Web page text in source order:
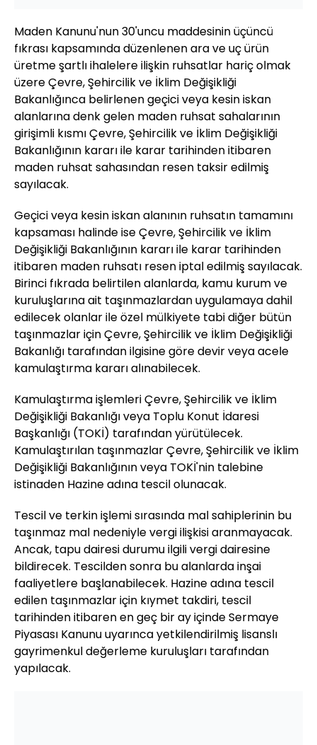
Maden Kanunu'nun 30'uncu maddesinin üçüncü
fıkrası kapsamında düzenlenen ara ve uç ürün
üretme şartlı ihalelere ilişkin ruhsatlar hariç olmak
üzere Çevre, Şehircilik ve İklim Değişikliği
Bakanlığınca belirlenen geçici veya kesin iskan
alanlarına denk gelen maden ruhsat sahalarının
girişimli kısmı Çevre, Şehircilik ve İklim Değişikliği
Bakanlığının kararı ile karar tarihinden itibaren
maden ruhsat sahasından resen taksir edilmiş
sayılacak.
Geçici veya kesin iskan alanının ruhsatın tamamını
kapsaması halinde ise Çevre, Şehircilik ve İklim
Değişikliği Bakanlığının kararı ile karar tarihinden
itibaren maden ruhsatı resen iptal edilmiş sayılacak.
Birinci fıkrada belirtilen alanlarda, kamu kurum ve
kuruluşlarına ait taşınmazlardan uygulamaya dahil
edilecek olanlar ile özel mülkiyete tabi diğer bütün
taşınmazlar için Çevre, Şehircilik ve İklim Değişikliği
Bakanlığı tarafından ilgisine göre devir veya acele
kamulaştırma kararı alınabilecek.
Kamulaştırma işlemleri Çevre, Şehircilik ve İklim
Değişikliği Bakanlığı veya Toplu Konut İdaresi
Başkanlığı (TOKİ) tarafından yürütülecek.
Kamulaştırılan taşınmazlar Çevre, Şehircilik ve İklim
Değişikliği Bakanlığının veya TOKİ'nin talebine
istinaden Hazine adına tescil olunacak.
Tescil ve terkin işlemi sırasında mal sahiplerinin bu
taşınmaz mal nedeniyle vergi ilişkisi aranmayacak.
Ancak, tapu dairesi durumu ilgili vergi dairesine
bildirecek. Tescilden sonra bu alanlarda inşai
faaliyetlere başlanabilecek. Hazine adına tescil
edilen taşınmazlar için kıymet takdiri, tescil
tarihinden itibaren en geç bir ay içinde Sermaye
Piyasası Kanunu uyarınca yetkilendirilmiş lisanslı
gayrimenkul değerleme kuruluşları tarafından
yapılacak.